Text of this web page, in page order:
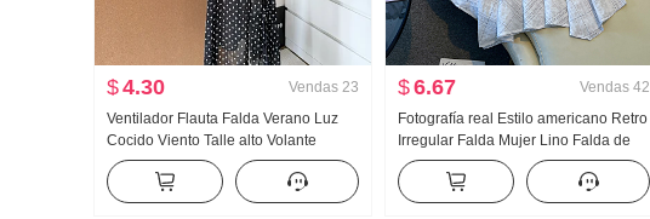
$4.30 Vendas 23
Ventilador Flauta Falda Verano Luz
Cocido Viento Talle alto Volante
Abertura Negro Lunares Falda Días
Seda Oblicuo Hombro Ropa
$6.67 Vendas 42
Fotografía real Estilo americano Retro
Irregular Falda Mujer Lino Falda de
longitud media Cuadros Falda de
línea A Irregular Cola de pez Péndulo
Falda